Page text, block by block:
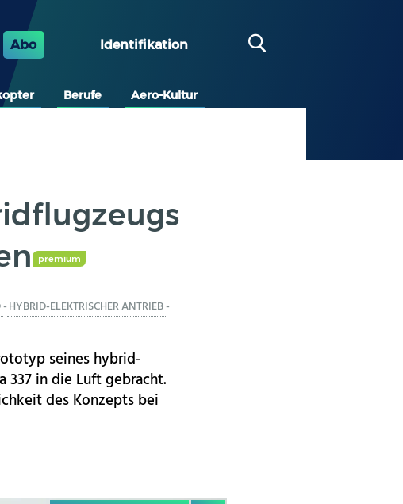
Abo Identifikation
Berufe Aero-Kultur
premium
-HYBRID-ELEKTRISCHER ANTRIEB-
seines hybrid-
337 in die Luft gebracht.
des Konzepts bei